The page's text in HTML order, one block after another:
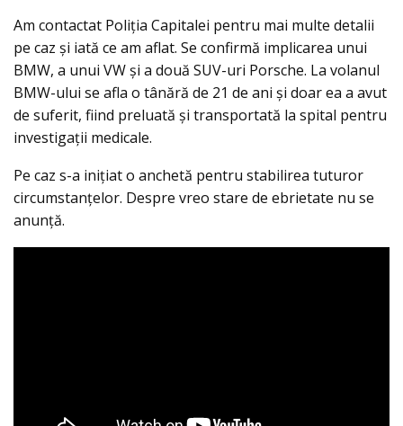
Am contactat Poliția Capitalei pentru mai multe detalii
pe caz și iată ce am aflat. Se confirmă implicarea unui
BMW, a unui VW și a două SUV-uri Porsche. La volanul
BMW-ului se afla o tânără de 21 de ani și doar ea a avut
de suferit, fiind preluată și transportată la spital pentru
investigații medicale.
Pe caz s-a inițiat o anchetă pentru stabilirea tuturor
circumstanțelor. Despre vreo stare de ebrietate nu se
anunță.